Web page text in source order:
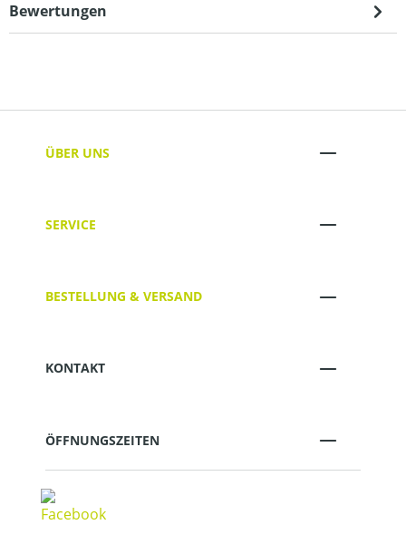
Bewertungen
ÜBER UNS
SERVICE
BESTELLUNG & VERSAND
KONTAKT
ÖFFNUNGSZEITEN